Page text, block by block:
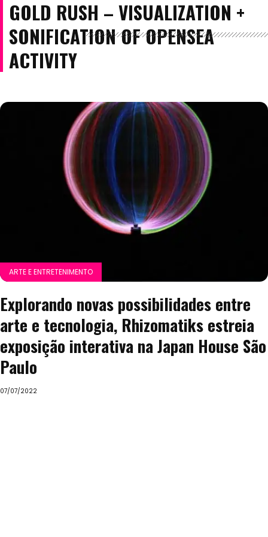
GOLD RUSH – VISUALIZATION +
SONIFICATION OF OPENSEA
ACTIVITY
ARTE E ENTRETENIMENTO
Explorando novas possibilidades entre
arte e tecnologia, Rhizomatiks estreia
exposição interativa na Japan House São
Paulo
07/07/2022